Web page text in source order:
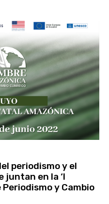
periodismo y el
juntan en la ‘I
y Cambio